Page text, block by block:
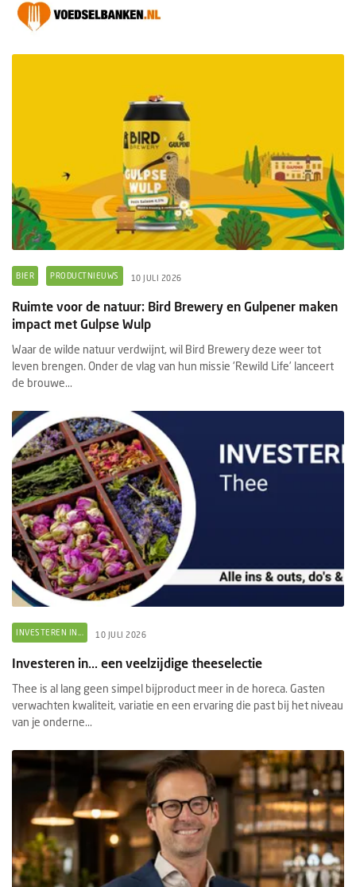
BIER PRODUCTNIEUWS 10 JULI 2026
Ruimte voor de natuur: Bird Brewery en Gulpener maken
impact met Gulpse Wulp
Waar de wilde natuur verdwijnt, wil Bird Brewery deze weer tot
leven brengen. Onder de vlag van hun missie 'Rewild Life’ lanceert
de brouwe...
INVESTEREN IN... 10 JULI 2026
Investeren in... een veelzijdige theeselectie
Thee is al lang geen simpel bijproduct meer in de horeca. Gasten
verwachten kwaliteit, variatie en een ervaring die past bij het niveau
van je onderne...